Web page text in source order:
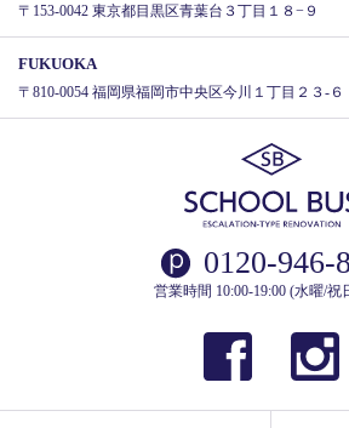
〒153-0042 東京都目黒区青葉台３丁目１８−９
FUKUOKA
〒810-0054 福岡県福岡市中央区今川１丁目２３-６
0120-946-
営業時間 10:00-19:00 (水曜/祝